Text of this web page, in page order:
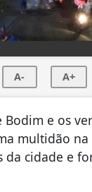
A- A+
e os
multidão
da cidade e